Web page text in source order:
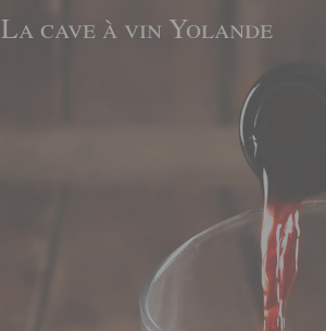
La cave à vin Yolande